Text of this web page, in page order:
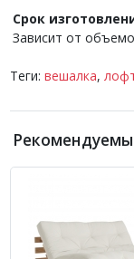
Срок
Зависит от
Теги: вешалка,